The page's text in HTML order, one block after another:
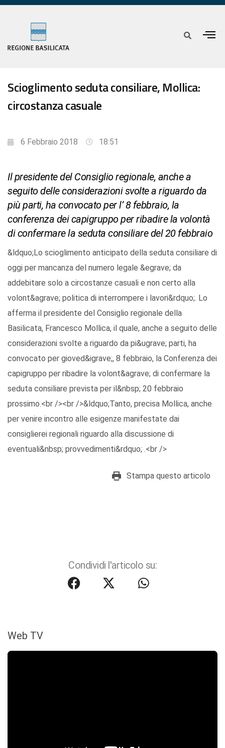
Scioglimento seduta consiliare, Mollica:
circostanza casuale
6 Febbraio 2018 18:51
Il presidente del Consiglio regionale, anche a
seguito delle considerazioni svolte a riguardo da
più parti, ha convocato per l’ 8 febbraio, la
conferenza dei capigruppo per ribadire la volontà
di confermare la seduta consiliare del 20 febbraio
&ldquo;Lo scioglimento anticipato della seduta consiliare di
oggi per mancanza del numero legale &egrave; da
addebitare solo a circostanze casuali e non certo alla
volont&agrave; politica di interrompere i lavori&rdquo;. Lo
afferma il presidente del Consiglio regionale della
Basilicata, Francesco Mollica, il quale, anche a seguito delle
considerazioni svolte a riguardo da pi&ugrave; parti, ha
convocato per gioved&igrave;, 8 febbraio, la Conferenza dei
capigruppo per ribadire la volont&agrave; di confermare la
seduta consiliare prevista per il&nbsp; 20 febbraio
prossimo.<br /><br />&ldquo;Tanto, precisa Mollica, anche
per venire incontro alle esigenze manifestate dai
consiglierei regionali riguardo alla discussione di
eventuali&nbsp; provvedimenti&rdquo; .<br />
Stampa questo articolo
Condividi l'articolo su:
Web TV